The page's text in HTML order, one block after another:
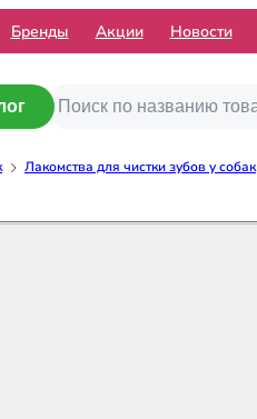
Бренды Акции Новости
Лакомства для чистки зубов у собак